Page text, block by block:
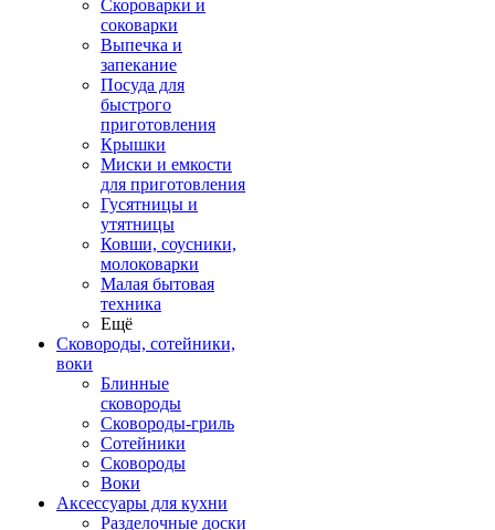
Скороварки и
соковарки
Выпечка и
запекание
Посуда для
быстрого
приготовления
Крышки
Миски и емкости
для приготовления
Гусятницы и
утятницы
Ковши, соусники,
молоковарки
Малая бытовая
техника
Ещё
Сковороды, сотейники,
воки
Блинные
сковороды
Сковороды-гриль
Сотейники
Сковороды
Воки
Аксессуары для кухни
Разделочные доски